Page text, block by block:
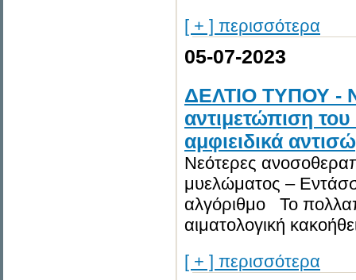
[ + ] περισσότερα
05-07-2023
ΔΕΛΤΙΟ ΤΥΠΟΥ -
αντιμετώπιση
αμφιειδικά
Νεότερες
μυελώματος –
αλγόριθμο Το
αιματολογική
[ + ] περισσότερα